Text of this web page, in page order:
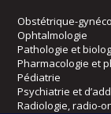
Obstétrique-
Ophtalmologie
Pathologie et
Pharmacologie et
Pédiatrie
Psychiatrie et
Radiologie, radio-